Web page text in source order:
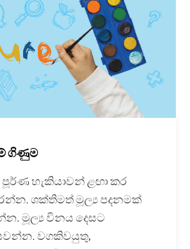
ගිණුම
හැකියාවන් ළඟා කර
ශක්තිමත් මූල්‍ය පදනමක්
මූල්‍ය විනය දෙසට
වගකිවයුතු,